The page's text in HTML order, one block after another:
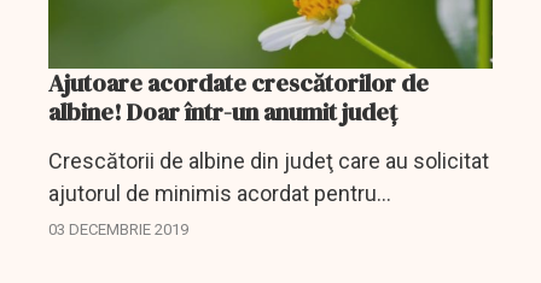
Ajutoare acordate crescătorilor de
albine! Doar într-un anumit județ
Crescătorii de albine din judeţ care au solicitat
ajutorul de minimis acordat pentru
compensarea efectelor fenomenelor meteo
03 DECEMBRIE 2019